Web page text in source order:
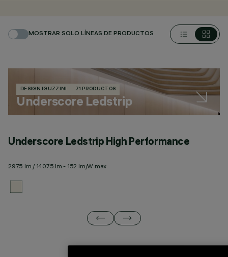
MOSTRAR SOLO LÍNEAS DE PRODUCTOS
DESIGN IGUZZINI 71 PRODUCTOS
Underscore Ledstrip
Underscore Ledstrip High Performance
2975 lm / 14075 lm - 152 lm/W max